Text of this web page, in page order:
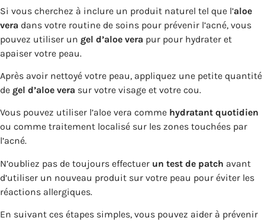
Si vous cherchez à inclure un produit naturel tel que l’aloe
vera dans votre routine de soins pour prévenir l’acné, vous
pouvez utiliser un gel d’aloe vera pur pour hydrater et
apaiser votre peau.
Après avoir nettoyé votre peau, appliquez une petite quantité
de gel d’aloe vera sur votre visage et votre cou.
Vous pouvez utiliser l’aloe vera comme hydratant quotidien
ou comme traitement localisé sur les zones touchées par
l’acné.
N’oubliez pas de toujours effectuer un test de patch avant
d’utiliser un nouveau produit sur votre peau pour éviter les
réactions allergiques.
En suivant ces étapes simples, vous pouvez aider à prévenir